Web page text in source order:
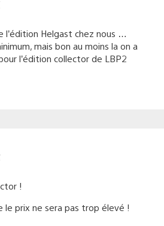
Helgast chez nous …
mais bon au moins la on a
l’édition collector de LBP2
!
le prix ne sera pas trop élevé !